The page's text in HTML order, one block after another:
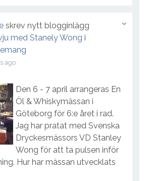
skrev nytt blogginlägg
med Stanely Wong i
ago
Den 6 - 7 april arrangeras En
Öl & Whiskymässan i
Göteborg för 6:e året i rad.
Jag har pratat med Svenska
Dryckesmässors VD Stanley
Wong för att ta pulsen inför
Hur har mässan utvecklats